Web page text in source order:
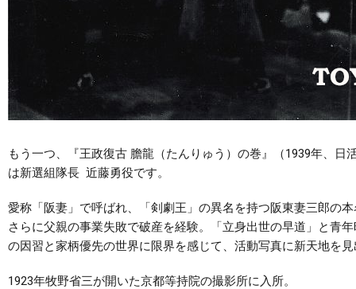
もう一つ、『王政復古 膽龍（たんりゅう）の巻』（1939年、
は新選組隊長 近藤勇役です。
愛称「阪妻」で呼ばれ、「剣劇王」の異名を持つ阪東妻三郎の
さらに父親の事業失敗で破産を経験。「立身出世の早道」と青
の因習と家柄優先の世界に限界を感じて、活動写真に新天地を
1923年牧野省三が開いた京都等持院の撮影所に入所。